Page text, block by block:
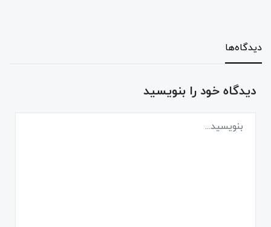
دیدگاه‌ها
دیدگاه خود را بنویسید